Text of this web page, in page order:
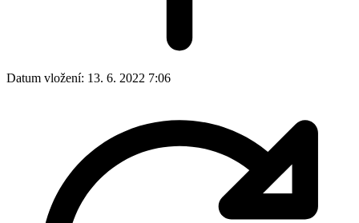
Datum vložení: 13. 6. 2022 7:06